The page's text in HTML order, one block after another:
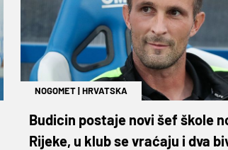
NOGOMET|HRVATSKA
Budicin postaje novi šef škole
Rijeke, u klub se vraćaju i dva